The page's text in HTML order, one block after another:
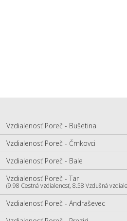
Vzdialenosť Poreč - Bušetina
Vzdialenosť Poreč - Črnkovci
Vzdialenosť Poreč - Bale
Vzdialenosť Poreč - Tar
(9.98 Cestná vzdialenosť, 8.58 Vzdušná
Vzdialenosť Poreč - Andraševec